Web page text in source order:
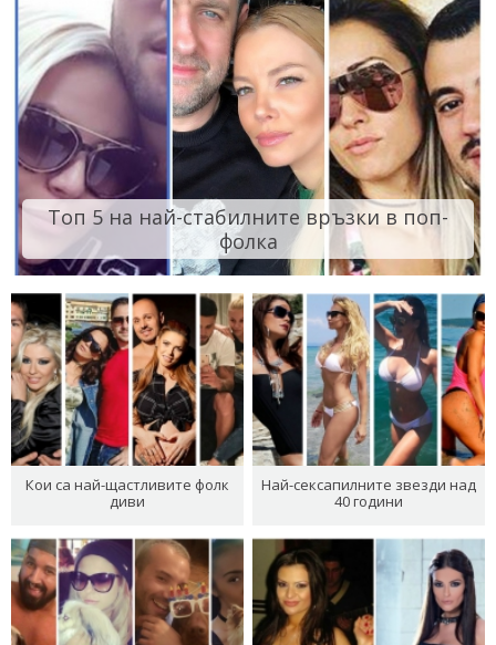
Топ 5 на най-стабилните връзки в поп-
фолка
Кои са най-щастливите фолк
диви
Най-сексапилните звезди над
40 години